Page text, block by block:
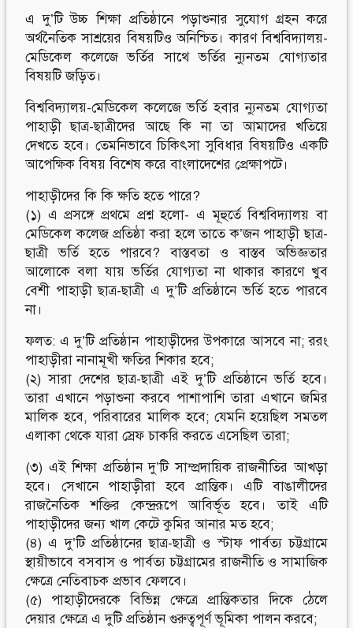
এ দু’টি উচ্চ শিক্ষা প্রতিষ্ঠানে পড়াশুনার সুযোগ গ্রহন করে
অর্থনৈতিক সাশ্রয়ের বিষয়টিও অনিশ্চিত। কারণ বিশ্ববিদ্যালয়-
মেডিকেল কলেজে ভর্তির সাথে ভর্তির ন্যুনতম যোগ্যতার
বিষয়টি জড়িত।
বিশ্ববিদ্যালয়-মেডিকেল কলেজে ভর্তি হবার ন্যুনতম যোগ্যতা
পাহাড়ী ছাত্র-ছাত্রীদের আছে কি না তা আমাদের খতিয়ে
দেখতে হবে। তেমনিভাবে চিকিৎসা সুবিধার বিষয়টিও একটি
আপেক্ষিক বিষয় বিশেষ করে বাংলাদেশের প্রেক্ষাপটে।
পাহাড়ীদের কি কি ক্ষতি হতে পারে?
(১) এ প্রসঙ্গে প্রথমে প্রশ্ন হলো- এ মূহুর্তে বিশ্ববিদ্যালয় বা
মেডিকেল কলেজ প্রতিষ্ঠা করা হলে তাতে ক’জন পাহাড়ী ছাত্র-
ছাত্রী ভর্তি হতে পারবে? বাস্তবতা ও বাস্তব অভিজ্ঞতার
আলোকে বলা যায় ভর্তির যোগ্যতা না থাকার কারণে খুব
বেশী পাহাড়ী ছাত্র-ছাত্রী এ দু’টি প্রতিষ্ঠানে ভর্তি হতে পারবে
না।
ফলত: এ দু’টি প্রতিষ্ঠান পাহাড়ীদের উপকারে আসবে না; ররং
পাহাড়ীরা নানামূখী ক্ষতির শিকার হবে;
(২) সারা দেশের ছাত্র-ছাত্রী এই দু’টি প্রতিষ্ঠানে ভর্তি হবে।
তারা এখানে পড়াশুনা করবে পাশাপাশি তারা এখানে জমির
মালিক হবে, পরিবারের মালিক হবে; যেমনি হয়েছিল সমতল
এলাকা থেকে যারা স্রেফ চাকরি করতে এসেছিল তারা;
(৩) এই শিক্ষা প্রতিষ্ঠান দু’টি সাম্প্রদায়িক রাজনীতির আখড়া
হবে। সেখানে পাহাড়ীরা হবে প্রান্তিক। এটি বাঙালীদের
রাজনৈতিক শক্তির কেন্দ্ররূপে আবির্ভূত হবে। তাই এটি
পাহাড়ীদের জন্য খাল কেটে কুমির আনার মত হবে;
(৪) এ দু’টি প্রতিষ্ঠানের ছাত্র-ছাত্রী ও স্টাফ পার্বত্য চট্টগ্রামে
স্থায়ীভাবে বসবাস ও পার্বত্য চট্টগ্রামের রাজনীতি ও সামাজিক
ক্ষেত্রে নেতিবাচক প্রভাব ফেলবে।
(৫) পাহাড়ীদেরকে বিভিন্ন ক্ষেত্রে প্রান্তিকতার দিকে ঠেলে
দেয়ার ক্ষেত্রে এ দুটি প্রতিষ্ঠান গুরুত্বপূর্ণ ভূমিকা পালন করবে;